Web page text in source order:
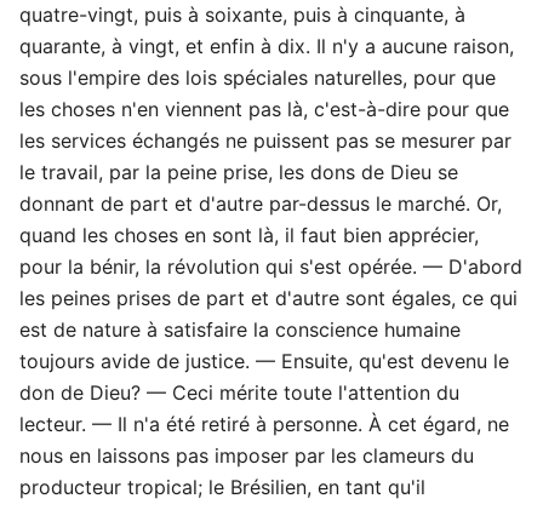
quatre-vingt, puis à soixante, puis à cinquante, à
quarante, à vingt, et enfin à dix. Il n'y a aucune raison,
sous l'empire des lois spéciales naturelles, pour que
les choses n'en viennent pas là, c'est-à-dire pour que
les services échangés ne puissent pas se mesurer par
le travail, par la peine prise, les dons de Dieu se
donnant de part et d'autre par-dessus le marché. Or,
quand les choses en sont là, il faut bien apprécier,
pour la bénir, la révolution qui s'est opérée. — D'abord
les peines prises de part et d'autre sont égales, ce qui
est de nature à satisfaire la conscience humaine
toujours avide de justice. — Ensuite, qu'est devenu le
don de Dieu? — Ceci mérite toute l'attention du
lecteur. — Il n'a été retiré à personne. À cet égard, ne
nous en laissons pas imposer par les clameurs du
producteur tropical; le Brésilien, en tant qu'il